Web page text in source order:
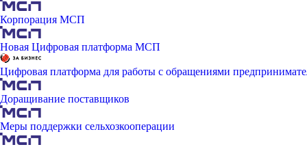
Корпорация МСП
Новая Цифровая платформа МСП
Цифровая платформа для работы с обращениями
Доращивание поставщиков
Меры поддержки сельхозкооперации